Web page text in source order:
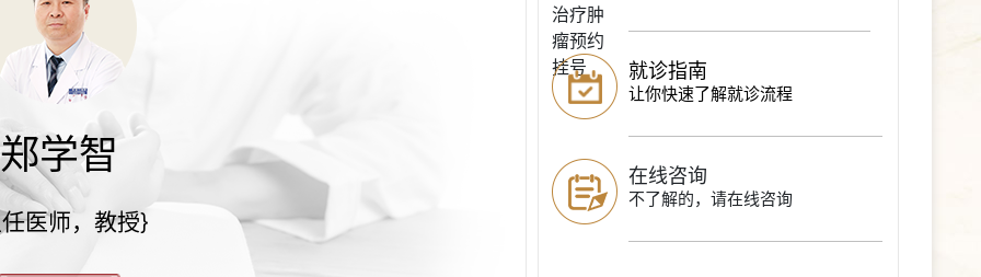
郑学智
医师，教授}
就诊指南
让你快速了解就诊流程
在线咨询
不了解的，请在线咨询